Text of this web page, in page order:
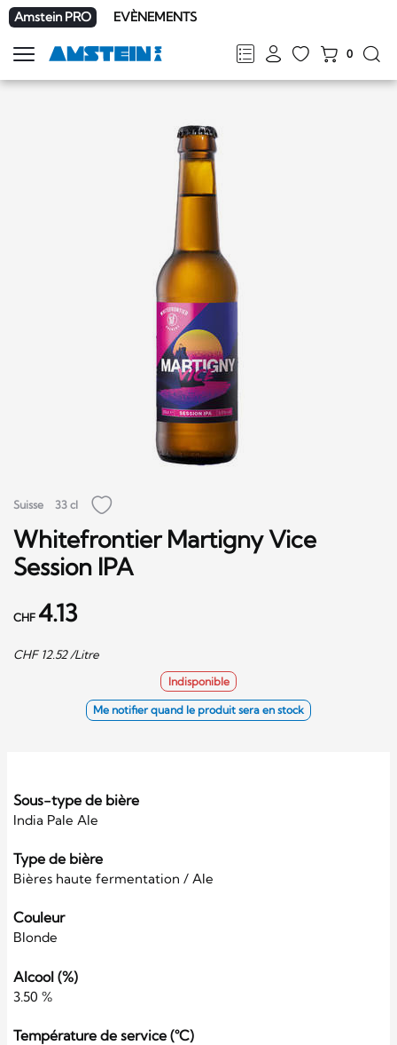
Amstein PRO EVÈNEMENTS
FRDEENIT
0
Afficher
la
Suisse 33 cl
Whitefrontier Martigny Vice
Session IPA
CHF 4.13
CHF 12.52/Litre
Indisponible
Me notifier quand le produit sera en stock
Sous-type de bière
India Pale Ale
Type de bière
Bières haute fermentation / Ale
Couleur
Blonde
Alcool (%)
3.50 %
Température de service (°C)